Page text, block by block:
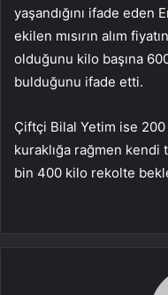
yaşandığını ifade
ekilen mısırın alım
olduğunu kilo başına
bulduğunu ifade etti.
Çiftçi Bilal Yetim ise
kuraklığa rağmen kendi
bin 400 kilo rekolte